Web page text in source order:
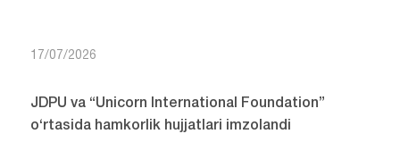
17/07/2026
JDPU va “Unicorn International Foundation”
o‘rtasida hamkorlik hujjatlari imzolandi